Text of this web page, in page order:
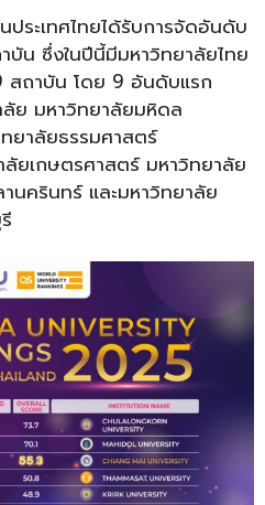
ประเทศไทยได้รับการจัดอันดับ
บัน ซึ่งในปีนี้มีมหาวิทยาลัยไทย
สถาบัน โดย 9 อันดับแรก
ย มหาวิทยาลัยมหิดล
ยาลัยธรรมศาสตร์
ยเกษตรศาสตร์ มหาวิทยาลัย
นครินทร์ และมหาวิทยาลัย